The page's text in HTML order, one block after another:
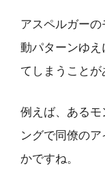
アスペルガー
動パターンゆ
てしまうことが
例えば、あるモ
ングで同僚の
かですね。